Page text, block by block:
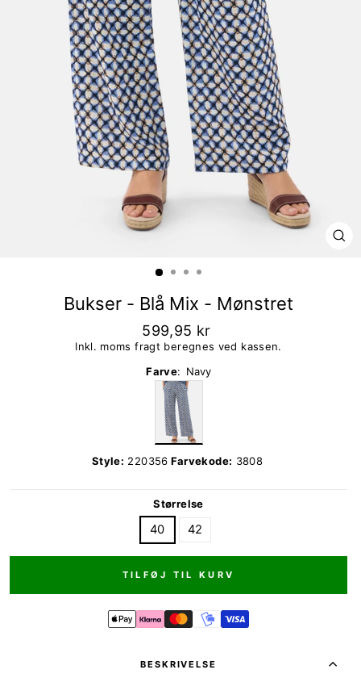
Bukser - Blå Mix - Mønstret
599,95 kr
Inkl. moms fragt beregnes ved kassen.
Farve: Navy
Style: 220356 Farvekode: 3808
Størrelse
40 42
TILFØJ TIL KURV
BESKRIVELSE